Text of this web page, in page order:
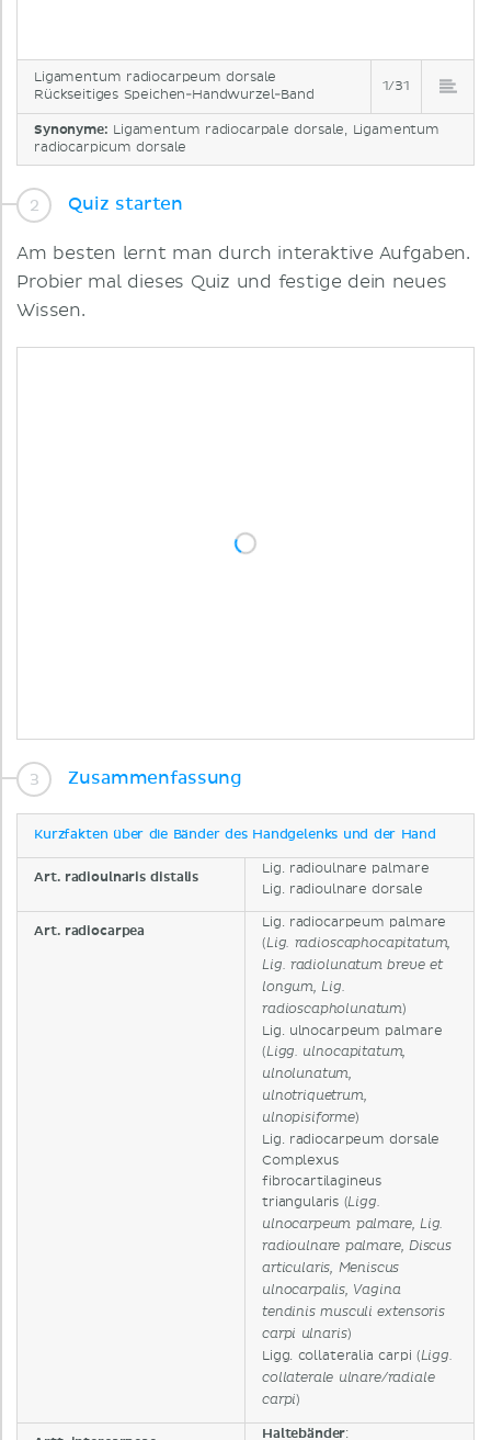
Ligamentum radiocarpeum dorsale
Rückseitiges Speichen-Handwurzel-Band
1/31
Synonyme: Ligamentum radiocarpale dorsale, Ligamentum
radiocarpicum dorsale
Quiz starten
Am besten lernt man durch interaktive Aufgaben.
Probier mal dieses Quiz und festige dein neues
Wissen.
Zusammenfassung
Kurzfakten über die Bänder des Handgelenks und der Hand
Art. radioulnaris distalis
Lig. radioulnare palmare
Lig. radioulnare dorsale
Art. radiocarpea
Lig. radiocarpeum palmare
(Lig. radioscaphocapitatum,
Lig. radiolunatum breve et
longum, Lig.
radioscapholunatum)
Lig. ulnocarpeum palmare
(Ligg. ulnocapitatum,
ulnolunatum,
ulnotriquetrum,
ulnopisiforme)
Lig. radiocarpeum dorsale
Complexus
fibrocartilagineus
triangularis (Ligg.
ulnocarpeum palmare, Lig.
radioulnare palmare, Discus
articularis, Meniscus
ulnocarpalis, Vagina
tendinis musculi extensoris
carpi ulnaris)
Ligg. collateralia carpi (Ligg.
collaterale ulnare/radiale
carpi)
Haltebänder: